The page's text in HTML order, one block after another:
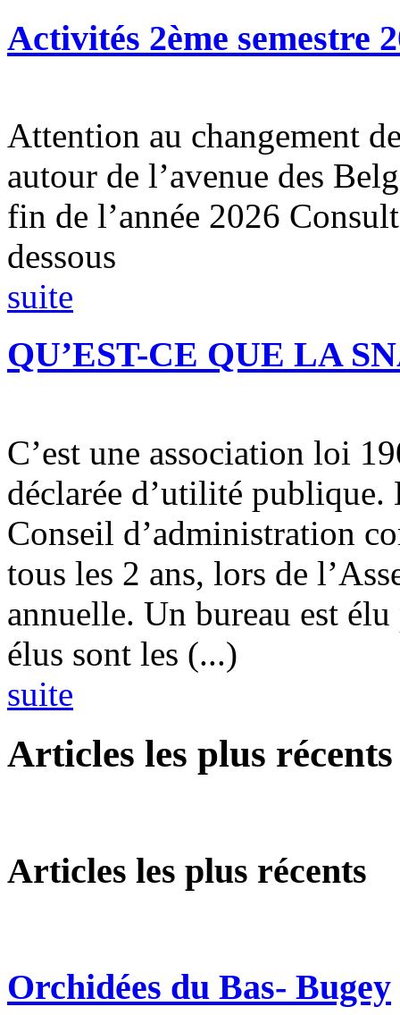
Activités 2ème semestre
Attention au changement
autour de l’avenue des
fin de l’année 2026
dessous
suite
QU’EST-CE QUE LA
C’est une association loi
déclarée d’utilité
Conseil d’administration
tous les 2 ans, lors de
annuelle. Un bureau est
élus sont les (...)
suite
Articles les plus récents
Articles les plus récents
Orchidées du Bas- Bugey